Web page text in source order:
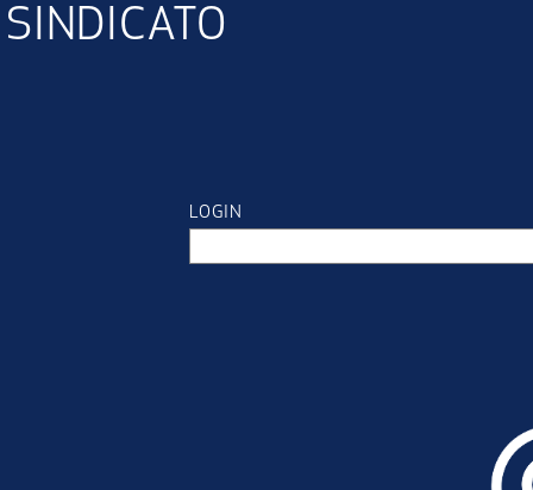
SINDICATO
LOGIN